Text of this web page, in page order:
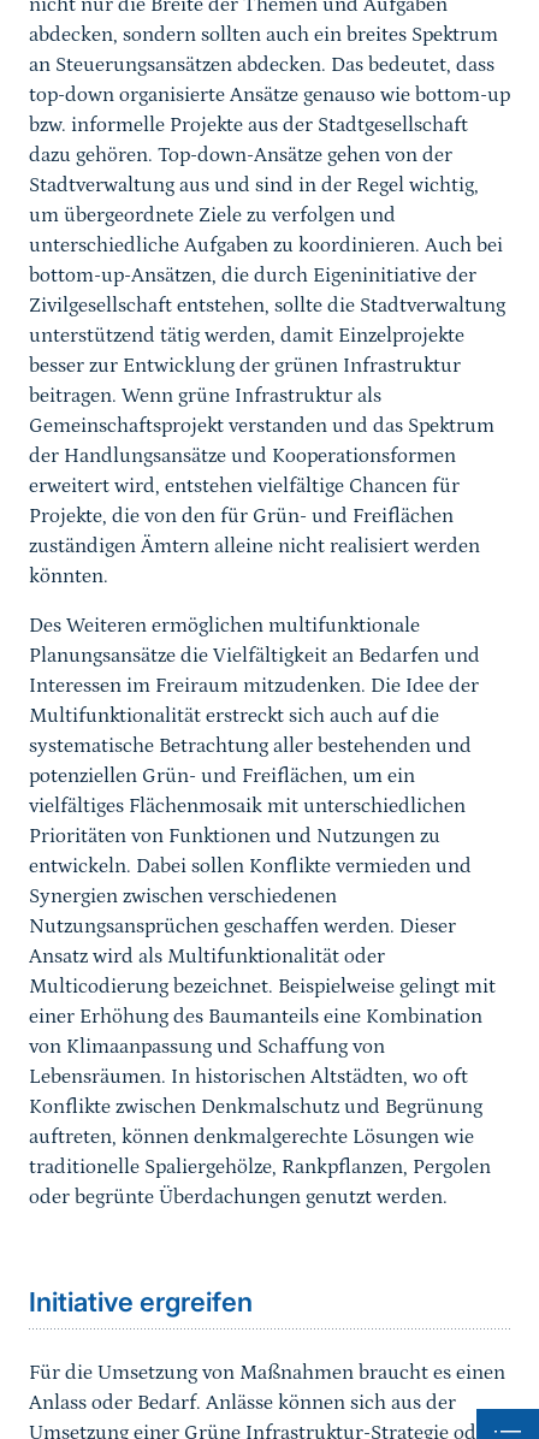
nicht nur die Breite der Themen und Aufgaben
abdecken, sondern sollten auch ein breites Spektrum
an Steuerungsansätzen abdecken. Das bedeutet, dass
top-down organisierte Ansätze genauso wie bottom-up
bzw. informelle Projekte aus der Stadtgesellschaft
dazu gehören. Top-down-Ansätze gehen von der
Stadtverwaltung aus und sind in der Regel wichtig,
um übergeordnete Ziele zu verfolgen und
unterschiedliche Aufgaben zu koordinieren. Auch bei
bottom-up-Ansätzen, die durch Eigeninitiative der
Zivilgesellschaft entstehen, sollte die Stadtverwaltung
unterstützend tätig werden, damit Einzelprojekte
besser zur Entwicklung der grünen Infrastruktur
beitragen. Wenn grüne Infrastruktur als
Gemeinschaftsprojekt verstanden und das Spektrum
der Handlungsansätze und Kooperationsformen
erweitert wird, entstehen vielfältige Chancen für
Projekte, die von den für Grün- und Freiflächen
zuständigen Ämtern alleine nicht realisiert werden
könnten.
Des Weiteren ermöglichen multifunktionale
Planungsansätze die Vielfältigkeit an Bedarfen und
Interessen im Freiraum mitzudenken. Die Idee der
Multifunktionalität erstreckt sich auch auf die
systematische Betrachtung aller bestehenden und
potenziellen Grün- und Freiflächen, um ein
vielfältiges Flächenmosaik mit unterschiedlichen
Prioritäten von Funktionen und Nutzungen zu
entwickeln. Dabei sollen Konflikte vermieden und
Synergien zwischen verschiedenen
Nutzungsansprüchen geschaffen werden. Dieser
Ansatz wird als Multifunktionalität oder
Multicodierung bezeichnet. Beispielweise gelingt mit
einer Erhöhung des Baumanteils eine Kombination
von Klimaanpassung und Schaffung von
Lebensräumen. In historischen Altstädten, wo oft
Konflikte zwischen Denkmalschutz und Begrünung
auftreten, können denkmalgerechte Lösungen wie
traditionelle Spaliergehölze, Rankpflanzen, Pergolen
oder begrünte Überdachungen genutzt werden.
Initiative ergreifen
Für die Umsetzung von Maßnahmen braucht es einen
Anlass oder Bedarf. Anlässe können sich aus der
Umsetzung einer Grüne Infrastruktur-Strategie oder